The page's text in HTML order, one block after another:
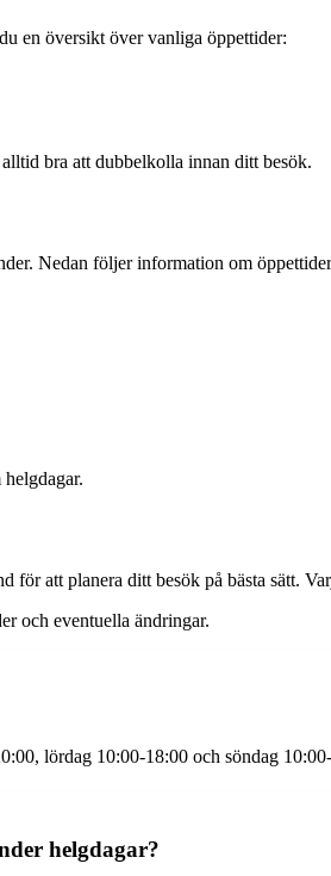
en översikt över vanliga öppettider:
bra att dubbelkolla innan ditt besök.
Nedan följer information om
att planera ditt besök på bästa sätt.
och eventuella ändringar.
lördag 10:00-18:00 och söndag
helgdagar?